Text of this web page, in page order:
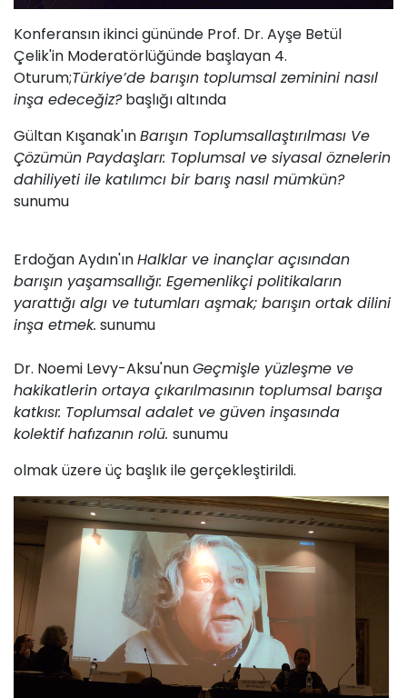
Konferansın ikinci gününde Prof. Dr. Ayşe Betül
Çelik'in Moderatörlüğünde başlayan 4.
Oturum;Türkiye’de barışın toplumsal zeminini nasıl
inşa edeceğiz?başlığı altında
Gültan Kışanak'ınBarışın Toplumsallaştırılması Ve
Çözümün Paydaşları: Toplumsal ve siyasal öznelerin
dahiliyeti ile katılımcı bir barış nasıl mümkün?
sunumu
Erdoğan Aydın'ınHalklar ve inançlar açısından
barışın yaşamsallığı: Egemenlikçi politikaların
yarattığı algı ve tutumları aşmak; barışın ortak dilini
inşa etmek. sunumu
Dr. Noemi Levy-Aksu'nunGeçmişle yüzleşme ve
hakikatlerin ortaya çıkarılmasının toplumsal barışa
katkısı: Toplumsal adalet ve güven inşasında
kolektif hafızanın rolü. sunumu
olmak üzere üç başlık ile gerçekleştirildi.